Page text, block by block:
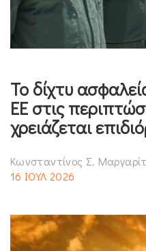
Το δίχτυ
ΕΕ στις
χρειάζεται
Κωνσταντίνος Σ.
16 ΙΟΥΛ 2026